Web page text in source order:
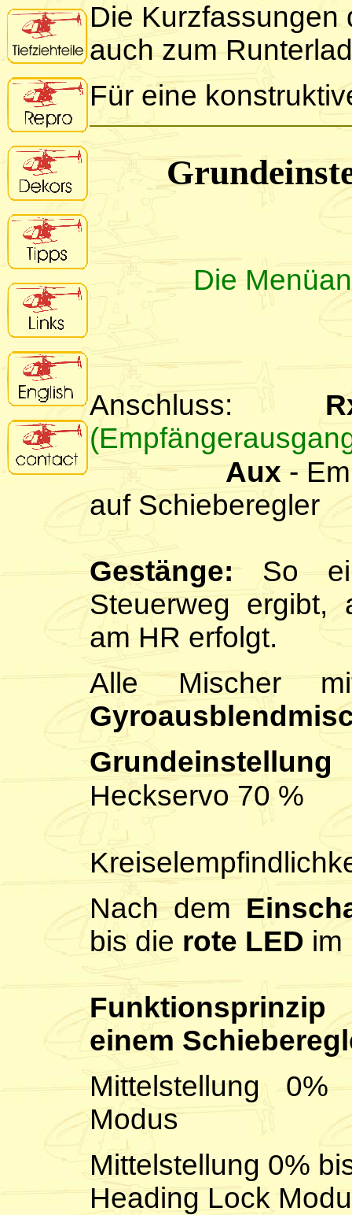
Die Kurzfassungen
auch zum
Für eine
Die
Anschluss:
Aux -
auf Schieberegler
Gestänge: So
Steuerweg ergibt,
am HR erfolgt.
Alle Mischer
Heckservo 70 %
Nach dem
bis die rote LED im
einem
Mittelstellung
Modus
Mittelstellung 0%
Heading Lock